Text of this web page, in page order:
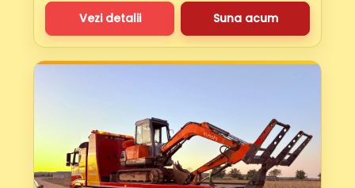
Vezi detalii
Suna acum